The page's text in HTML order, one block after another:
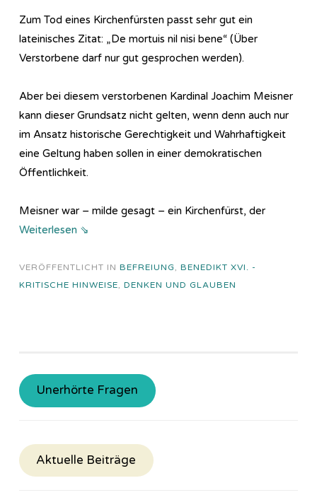
Zum Tod eines Kirchenfürsten passt sehr gut ein
lateinisches Zitat: „De mortuis nil nisi bene“ (Über
Verstorbene darf nur gut gesprochen werden).
Aber bei diesem verstorbenen Kardinal Joachim Meisner
kann dieser Grundsatz nicht gelten, wenn denn auch nur
im Ansatz historische Gerechtigkeit und Wahrhaftigkeit
eine Geltung haben sollen in einer demokratischen
Öffentlichkeit.
Meisner war – milde gesagt – ein Kirchenfürst, der
Weiterlesen ⇘
VERÖFFENTLICHT IN BEFREIUNG, BENEDIKT XVI. -
KRITISCHE HINWEISE, DENKEN UND GLAUBEN
Unerhörte Fragen
Aktuelle Beiträge